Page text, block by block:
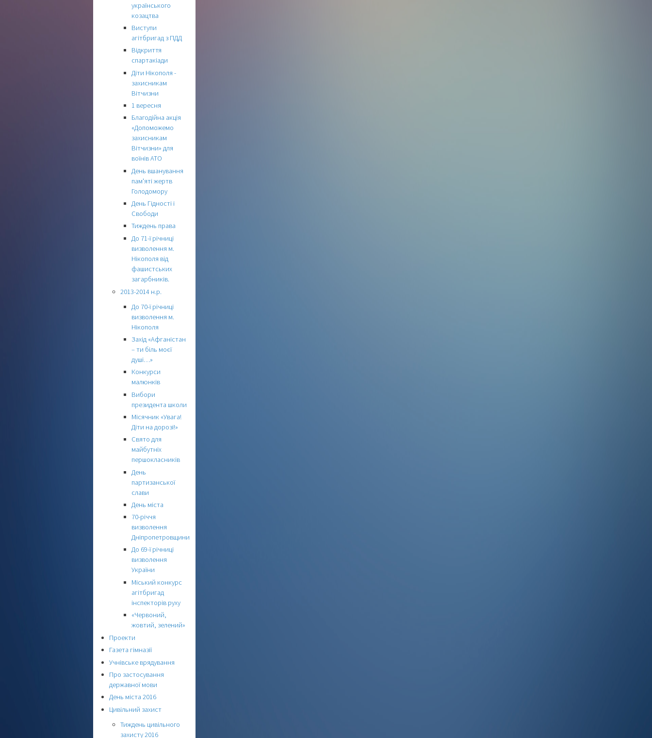
українського
козацтва
Виступи
агітбригад з ПДД
Відкриття
спартакіади
Діти Нікополя -
захисникам
Вітчизни
1 вересня
Благодійна акція
«Допоможемо
захисникам
Вітчизни» для
воїнів АТО
День вшанування
пам'яті жертв
Голодомору
День Гідності і
Свободи
Тиждень права
До 71-ї річниці
визволення м.
Нікополя від
фашистських
загарбників.
2013-2014 н.р.
До 70-ї річниці
визволення м.
Нікополя
Захід «Афганістан
– ти біль моєї
душі…»
Конкурси
малюнків
Вибори
президента школи
Місячник «Увага!
Діти на дорозі!»
Свято для
майбутніх
першокласників
День
партизанської
слави
День міста
70-річчя
визволення
Дніпропетровщини
До 69-ї річниці
визволення
України
Міський конкурс
агітбригад
інспекторів руху
«Червоний,
жовтий, зелений»
Проекти
Газета гімназії
Учнівське врядування
Про застосування
державної мови
День міста 2016
Цивільний захист
Тиждень цивільного
захисту 2016